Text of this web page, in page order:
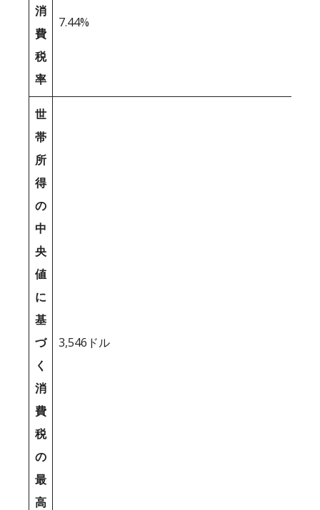
消
費
税
率
7.44%
世
帯
所
得
の
中
央
値
に
基
づ
く
消
費
税
の
最
高
3,546ドル